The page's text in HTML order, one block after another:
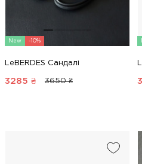
New -10%
LeBERDES Сандалі
3285 ₴ 3650 ₴